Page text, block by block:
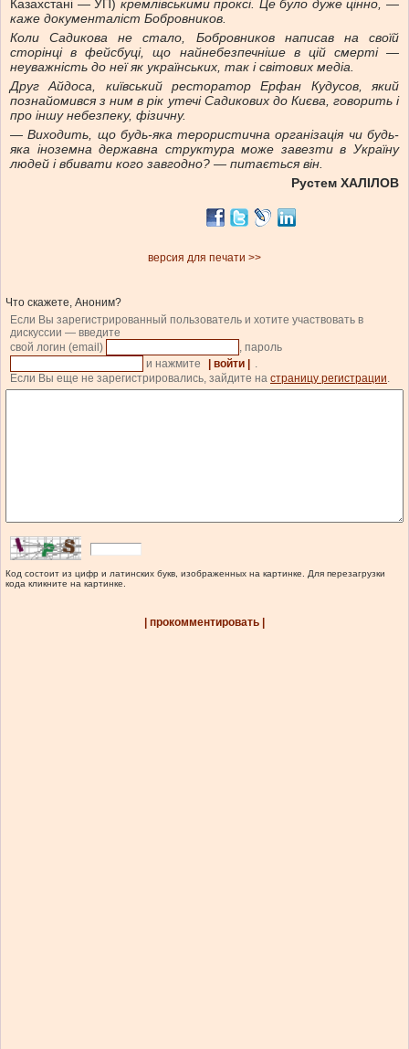
Казахстані — УП) кремлівськими проксі. Це було дуже цінно, —
каже документаліст Бобровников.
Коли Садикова не стало, Бобровников написав на своїй
сторінці в фейсбуці, що найнебезпечніше в цій смерті —
неуважність до неї як українських, так і світових медіа.
Друг Айдоса, київський ресторатор Ерфан Кудусов, який
познайомився з ним в рік утечі Садикових до Києва, говорить і
про іншу небезпеку, фізичну.
— Виходить, що будь-яка терористична організація чи будь-
яка іноземна державна структура може завезти в Україну
людей і вбивати кого завгодно? — питається він.
Рустем ХАЛІЛОВ
версия для печати >>
Что скажете, Аноним?
Если Вы зарегистрированный пользователь и хотите участвовать в
дискуссии — введите
свой логин (email)
, пароль
и нажмите
| войти |
.
Если Вы еще не зарегистрировались, зайдите на страницу регистрации.
Код состоит из цифр и латинских букв, изображенных на картинке. Для перезагрузки
кода кликните на картинке.
| прокомментировать |